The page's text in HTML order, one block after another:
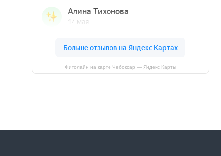
Фитолайн на карте Чебоксар — Яндекс Карты